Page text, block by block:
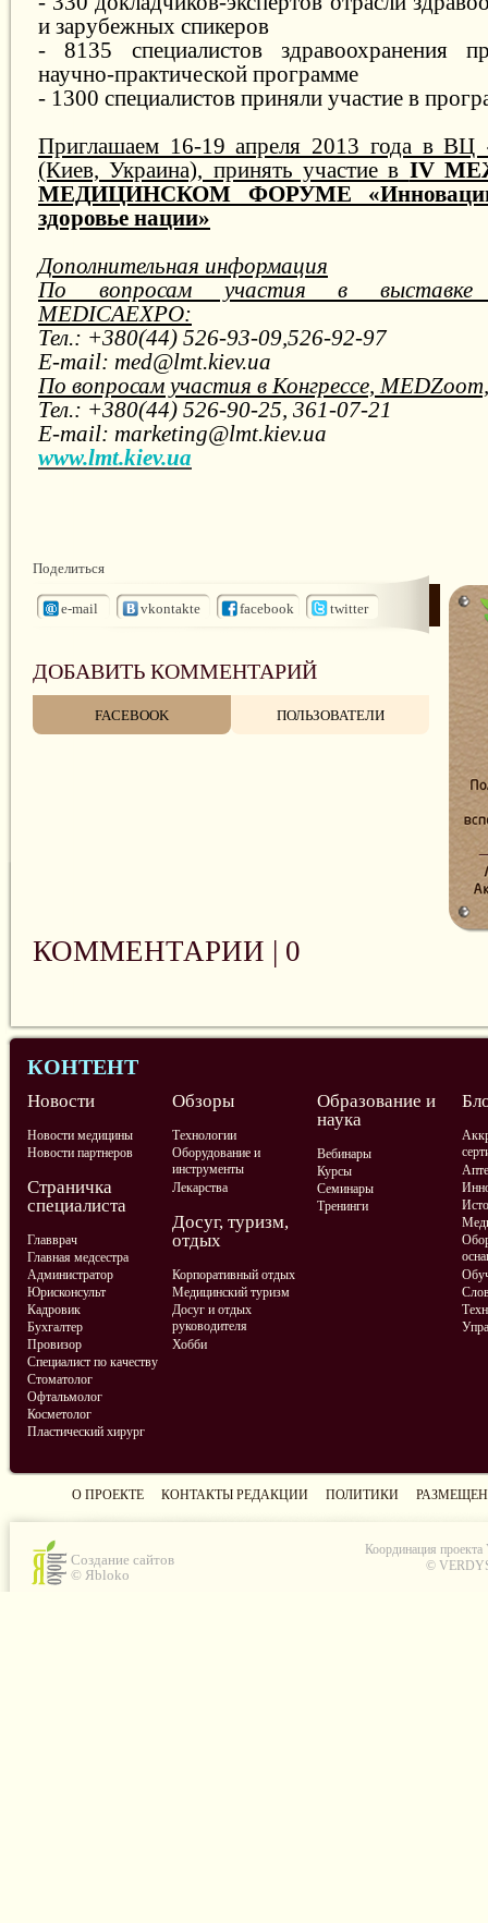
и зарубежных спикеров
- 8135 специалистов здравоохранения
научно-практической программе
- 1300 специалистов приняли участие в
Приглашаем 16-19 апреля 2013 года в ВЦ
(Киев, Украина), принять участие в IV
МЕДИЦИНСКОМ ФОРУМЕ
здоровье нации»
Дополнительная информация
По вопросам участия в выставке
MEDICAEXPO:
Тел.: +380(44) 526-93-09,526-92-97
E-mail: med@lmt.kiev.ua
По вопросам участия в Конгрессе,
Тел.: +380(44) 526-90-25, 361-07-21
E-mail: marketing@lmt.kiev.ua
www.lmt.kiev.ua
Поделиться
e-mail vkontakte facebook twitter
ДОБАВИТЬ КОММЕНТАРИЙ
FACEBOOK ПОЛЬЗОВАТЕЛИ
КОММЕНТАРИИ | 0
КОНТЕНТ
Новости
Новости медицины
Новости партнеров
Обзоры
Технологии
Оборудование и
инструменты
Лекарства
Образование и
наука
Вебинары
Курсы
Семинары
Тренинги
Страничка
специалиста
Главврач
Главная медсестра
Администратор
Юрисконсульт
Кадровик
Бухгалтер
Провизор
Специалист по качеству
Стоматолог
Офтальмолог
Косметолог
Пластический хирург
Досуг, туризм,
отдых
Корпоративный отдых
Медицинский туризм
Досуг и отдых
руководителя
Хобби
О ПРОЕКТЕ КОНТАКТЫ РЕДАКЦИИ ПОЛИТИКИ
Создание сайтов
© Яbloko
Координация проекта
©